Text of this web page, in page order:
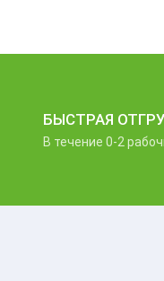
БЫСТРАЯ
В течение 0-2